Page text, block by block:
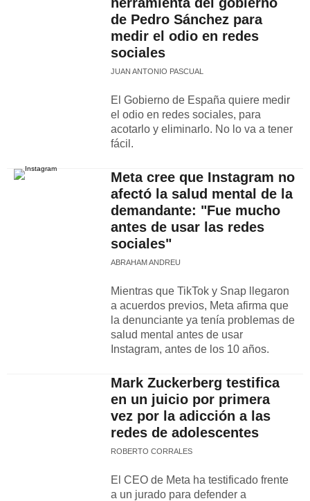
de Pedro Sánchez para
medir el odio en redes
sociales
JUAN ANTONIO PASCUAL
El Gobierno de España quiere medir
el odio en redes sociales, para
acotarlo y eliminarlo. No lo va a tener
fácil.
Meta cree que Instagram no
afectó la salud mental de la
demandante: "Fue mucho
antes de usar las redes
sociales"
ABRAHAM ANDREU
Mientras que TikTok y Snap llegaron
a acuerdos previos, Meta afirma que
la denunciante ya tenía problemas de
salud mental antes de usar
Instagram, antes de los 10 años.
Mark Zuckerberg testifica
en un juicio por primera
vez por la adicción a las
redes de adolescentes
ROBERTO CORRALES
El CEO de Meta ha testificado frente
a un jurado para defender a